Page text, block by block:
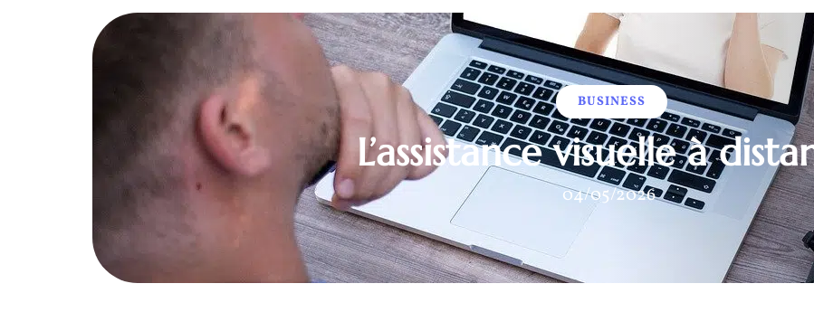
BUSINESS
L’assistance visuelle à
04/05/2026